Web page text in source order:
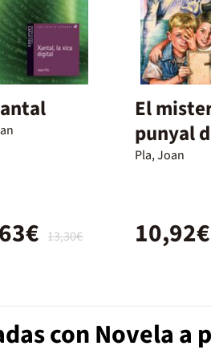
13,30€
El
punyal
pirata
Pla, Joan
10,92€
con Novela a